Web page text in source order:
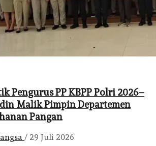
Pengurus PP KBPP Polri 2026–
Malik Pimpin Departemen
Pangan
/ 29 Juli 2026